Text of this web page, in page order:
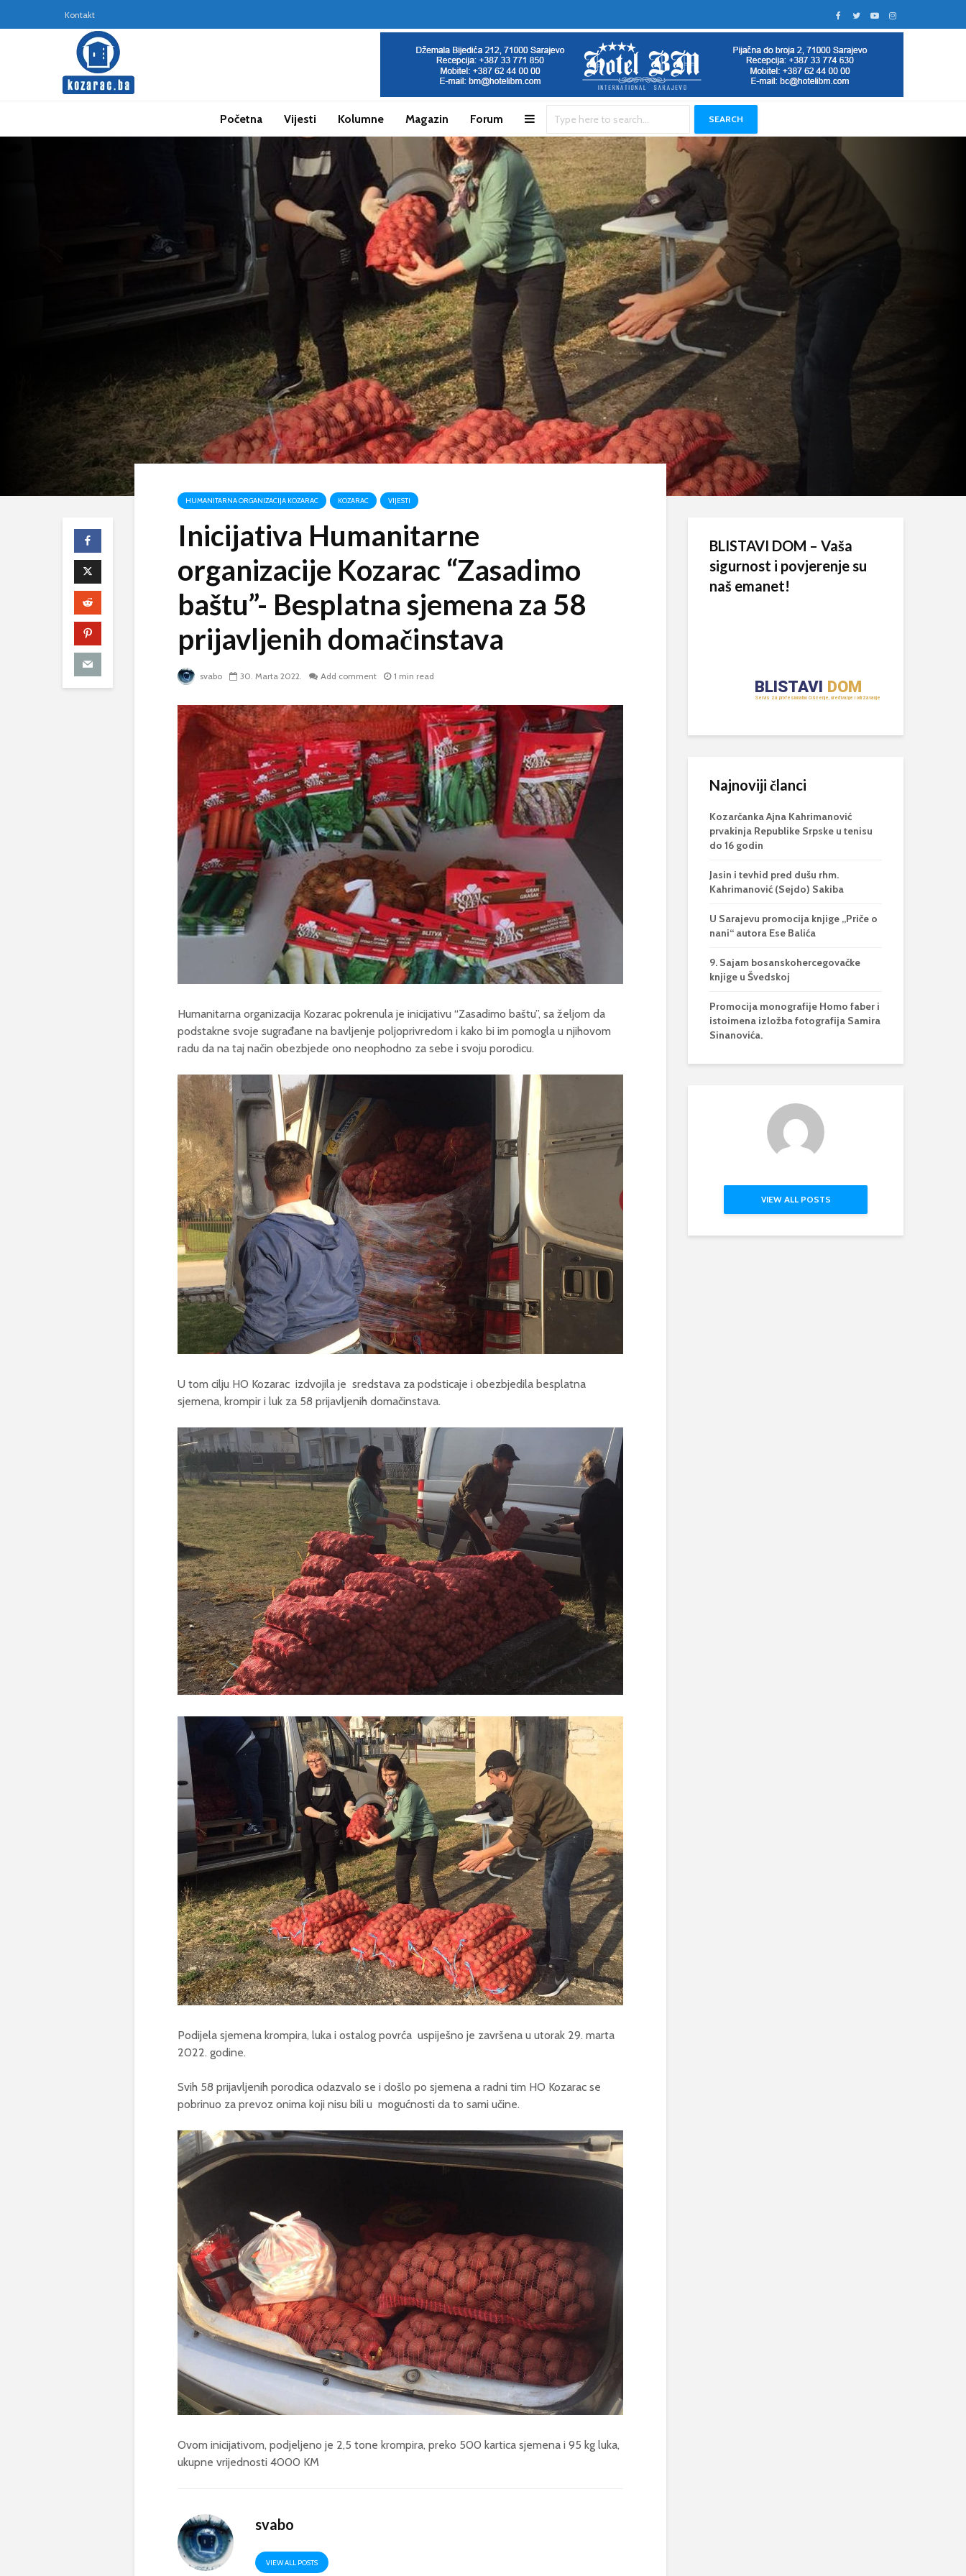
Kontakt
Početna Vijesti Kolumne Magazin Forum SEARCH
HUMANITARNA ORGANIZACIJA KOZARAC KOZARAC VIJESTI
Inicijativa Humanitarne
organizacije Kozarac “Zasadimo
baštu”- Besplatna sjemena za 58
prijavljenih domačinstava
svabo 30. Marta 2022. Add comment 1 min read
Humanitarna organizacija Kozarac pokrenula je inicijativu “Zasadimo baštu”, sa željom da
podstakne svoje sugrađane na bavljenje poljoprivredom i kako bi im pomogla u njihovom
radu da na taj način obezbjede ono neophodno za sebe i svoju porodicu.
U tom cilju HO Kozarac izdvojila je sredstava za podsticaje i obezbjedila besplatna
sjemena, krompir i luk za 58 prijavljenih domačinstava.
Podijela sjemena krompira, luka i ostalog povrća uspiješno je završena u utorak 29. marta
2022. godine.
Svih 58 prijavljenih porodica odazvalo se i došlo po sjemena a radni tim HO Kozarac se
pobrinuo za prevoz onima koji nisu bili u mogućnosti da to sami učine.
Ovom inicijativom, podjeljeno je 2,5 tone krompira, preko 500 kartica sjemena i 95 kg luka,
ukupne vrijednosti 4000 KM
svabo
VIEW ALL POSTS
BLISTAVI DOM – Vaša
sigurnost i povjerenje su
naš emanet!
Najnoviji članci
Kozarčanka Ajna Kahrimanović
prvakinja Republike Srpske u tenisu
do 16 godin
Jasin i tevhid pred dušu rhm.
Kahrimanović (Sejdo) Sakiba
U Sarajevu promocija knjige „Priče o
nani“ autora Ese Balića
9. Sajam bosanskohercegovačke
knjige u Švedskoj
Promocija monografije Homo faber i
istoimena izložba fotografija Samira
Sinanovića.
VIEW ALL POSTS